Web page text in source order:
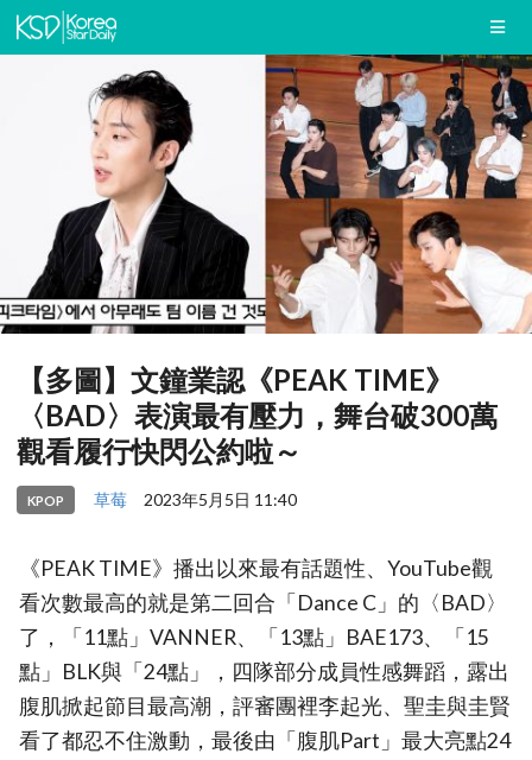
【多圖】文鐘業認《PEAK TIME》
〈BAD〉表演最有壓力，舞台破300萬
觀看履行快閃公約啦～
KPOP 草莓 2023年5月5日 11:40
《PEAK TIME》播出以來最有話題性、YouTube觀
看次數最高的就是第二回合「Dance C」的〈BAD〉
了，「11點」VANNER、「13點」BAE173、「15
點」BLK與「24點」，四隊部分成員性感舞蹈，露出
腹肌掀起節目最高潮，評審團裡李起光、聖圭與圭賢
看了都忍不住激動，最後由「腹肌Part」最大亮點24